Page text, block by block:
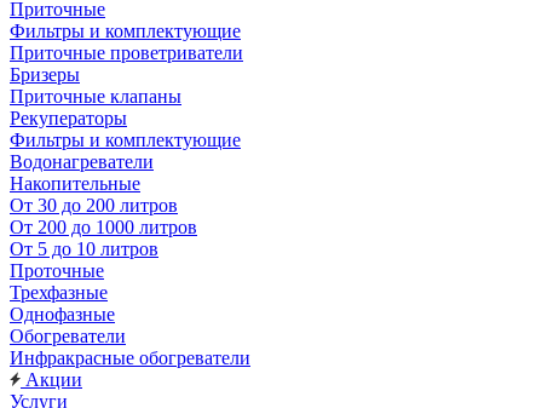
Приточные
Фильтры и комплектующие
Приточные проветриватели
Бризеры
Приточные клапаны
Рекуператоры
Фильтры и комплектующие
Водонагреватели
Накопительные
От 30 до 200 литров
От 200 до 1000 литров
От 5 до 10 литров
Проточные
Трехфазные
Однофазные
Обогреватели
Инфракрасные обогреватели
Акции
Услуги